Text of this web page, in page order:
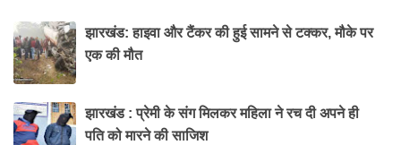
झारखंड: हाइवा और टैंकर की हुई सामने से टक्कर, मौके पर
एक की मौत
झारखंड : प्रेमी के संग मिलकर महिला ने रच दी अपने ही
पति को मारने की साजिश